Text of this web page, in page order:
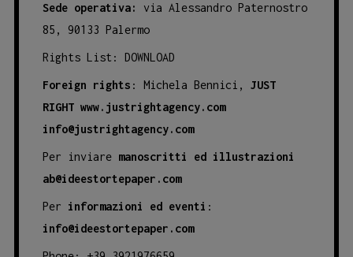
Sede operativa:
via Alessandro Paternostro
85, 90133 Palermo
Rights List: DOWNLOAD
Foreign rights : Michela Bennici, JUST
RIGHT www.justrightagency.com
info@justrightagency.com
Per inviare manoscritti ed illustrazioni
ab@ideestortepaper.com
Per informazioni ed eventi :
info@ideestortepaper.com